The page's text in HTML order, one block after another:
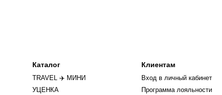
Каталог
TRAVEL ✈️ МИНИ
УЦЕНКА
Клиентам
Вход в личный кабинет
Программа лояльности